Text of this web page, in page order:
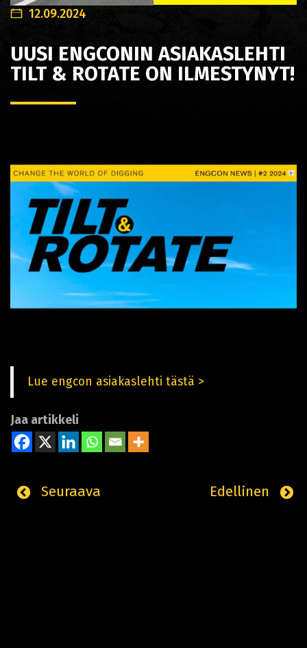
12.09.2024
UUSI ENGCONIN ASIAKASLEHTI
TILT & ROTATE ON ILMESTYNYT!
Lue engcon asiakaslehti tästä >
Jaa artikkeli
Edellinen
Seuraava